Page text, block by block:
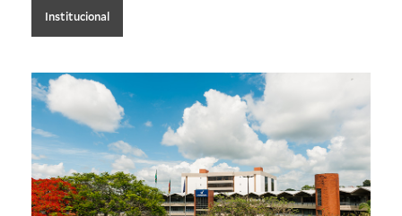
Institucional